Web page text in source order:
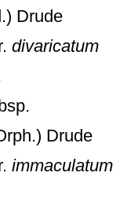
Drude
divaricatum
Drude
immaculatum